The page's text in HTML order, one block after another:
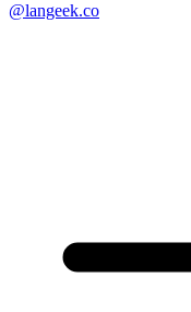
@langeek.co